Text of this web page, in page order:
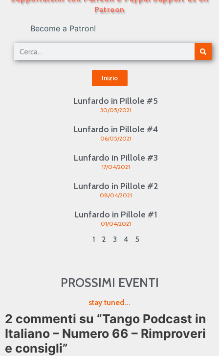
Patreon
Become a Patron!
Inizio
Lunfardo in Pillole #5
30/05/2021
Lunfardo in Pillole #4
06/05/2021
Lunfardo in Pillole #3
17/04/2021
Lunfardo in Pillole #2
08/04/2021
Lunfardo in Pillole #1
01/04/2021
1 2 3 4 5
PROSSIMI EVENTI
stay tuned...
2 commenti su “Tango Podcast in
Italiano – Numero 66 – Rimproveri
e consigli”